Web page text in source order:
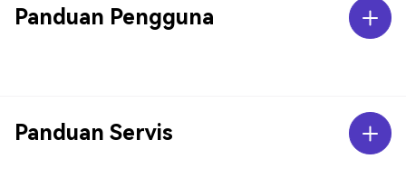
Panduan Pengguna
Panduan Servis